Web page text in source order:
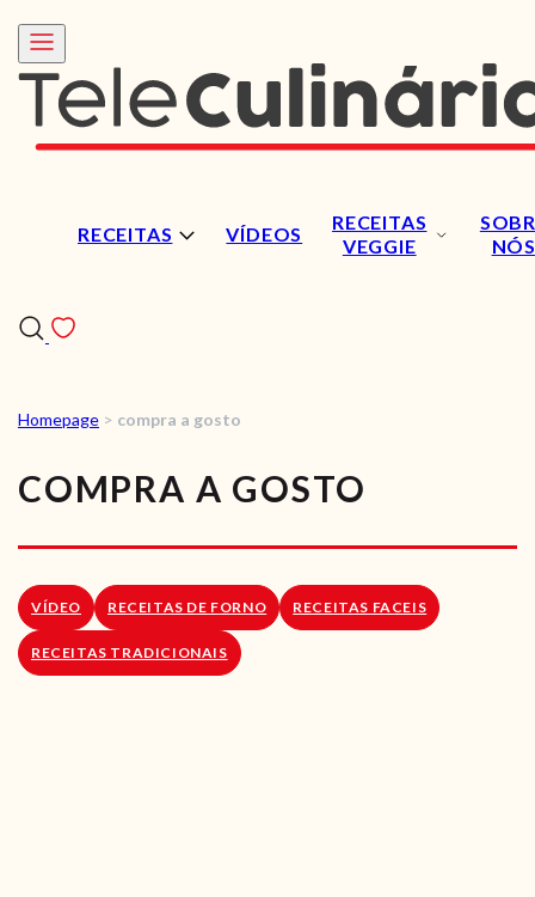
RECEITAS VÍDEOS
RECEITAS
VEGGIE
NÓS
VÍDEOS
RECEITAS VEGGIE
SOBRE NÓS
LOJA ONLINE
Homepage > compra a gosto
COMPRA A GOSTO
VÍDEO RECEITAS DE FORNO RECEITAS FACEIS
RECEITAS TRADICIONAIS